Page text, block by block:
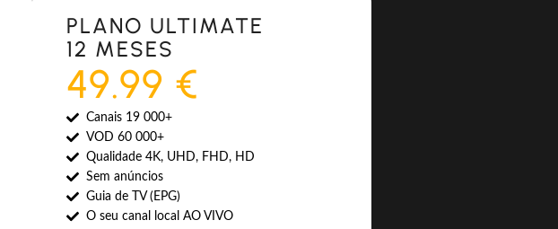
PLANO ULTIMATE
12 MESES
49.99 €
Canais 19 000+
VOD 60 000+
Qualidade 4K, UHD, FHD, HD
Sem anúncios
Guia de TV (EPG)
O seu canal local AO VIVO